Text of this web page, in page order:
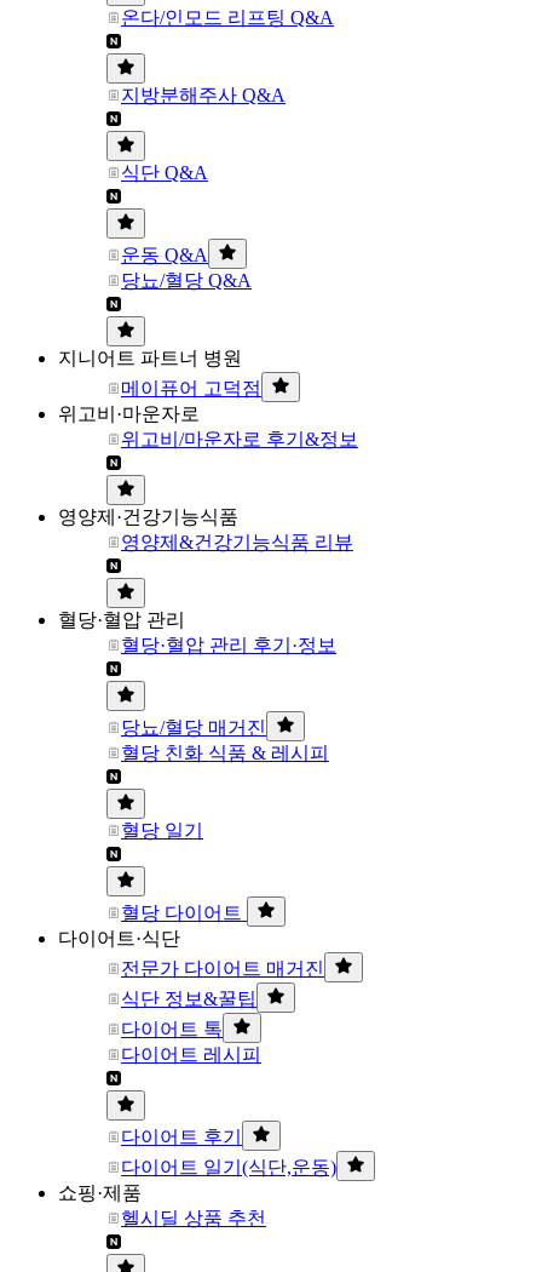
온다/인모드 리프팅 Q&A
지방분해주사 Q&A
식단 Q&A
운동 Q&A
당뇨/혈당 Q&A
지니어트 파트너 병원
메이퓨어 고덕점
위고비·마운자로
위고비/마운자로 후기&정보
영양제·건강기능식품
영양제&건강기능식품 리뷰
혈당·혈압 관리
혈당·혈압 관리 후기·정보
당뇨/혈당 매거진
혈당 친화 식품 & 레시피
혈당 일기
혈당 다이어트
다이어트·식단
전문가 다이어트 매거진
식단 정보&꿀팁
다이어트 톡
다이어트 레시피
다이어트 후기
다이어트 일기(식단,운동)
쇼핑·제품
헬시딜 상품 추천